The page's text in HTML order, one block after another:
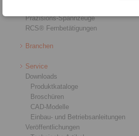
Präzisions-Spannzeuge
RCS® Fernbetätigungen
Branchen
Service
Downloads
Produktkataloge
Broschüren
CAD-Modelle
Einbau- und Betriebsanleitungen
Veröffentlichungen